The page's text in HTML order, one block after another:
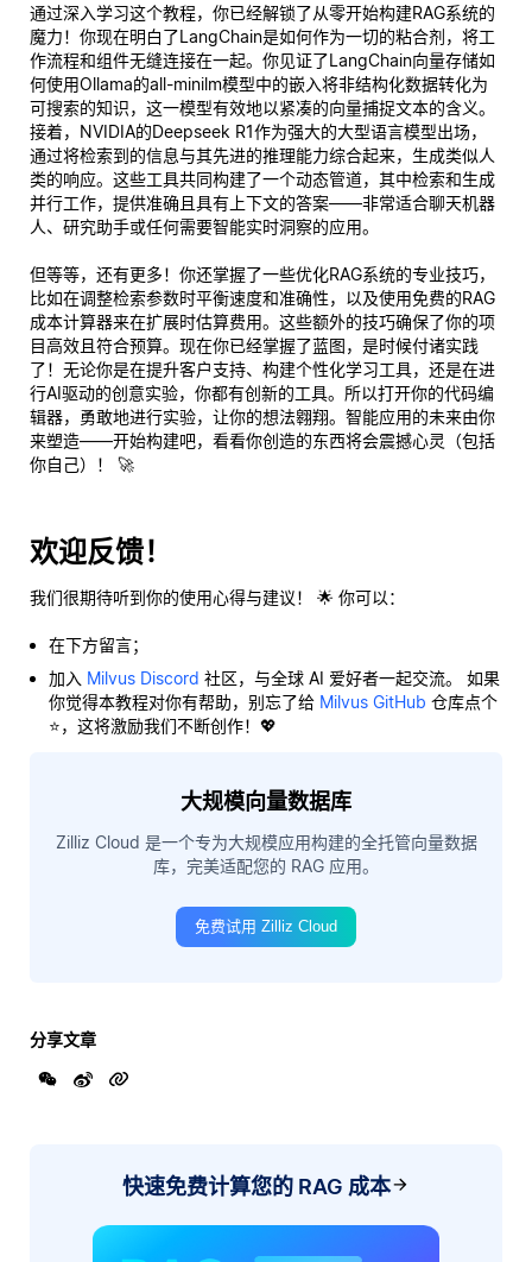
通过深入学习这个教程，你已经解锁了从零开始构建RAG系统的
魔力！你现在明白了LangChain是如何作为一切的粘合剂，将工
作流程和组件无缝连接在一起。你见证了LangChain向量存储如
何使用Ollama的all-minilm模型中的嵌入将非结构化数据转化为
可搜索的知识，这一模型有效地以紧凑的向量捕捉文本的含义。
接着，NVIDIA的Deepseek R1作为强大的大型语言模型出场，
通过将检索到的信息与其先进的推理能力综合起来，生成类似人
类的响应。这些工具共同构建了一个动态管道，其中检索和生成
并行工作，提供准确且具有上下文的答案——非常适合聊天机器
人、研究助手或任何需要智能实时洞察的应用。
但等等，还有更多！你还掌握了一些优化RAG系统的专业技巧，
比如在调整检索参数时平衡速度和准确性，以及使用免费的RAG
成本计算器来在扩展时估算费用。这些额外的技巧确保了你的项
目高效且符合预算。现在你已经掌握了蓝图，是时候付诸实践
了！无论你是在提升客户支持、构建个性化学习工具，还是在进
行AI驱动的创意实验，你都有创新的工具。所以打开你的代码编
辑器，勇敢地进行实验，让你的想法翱翔。智能应用的未来由你
来塑造——开始构建吧，看看你创造的东西将会震撼心灵（包括
你自己）！ 🚀
欢迎反馈！
我们很期待听到你的使用心得与建议！ 🌟 你可以：
在下方留言；
加入 Milvus Discord 社区，与全球 AI 爱好者一起交流。 如果
你觉得本教程对你有帮助，别忘了给 Milvus GitHub 仓库点个
⭐，这将激励我们不断创作！💖
大规模向量数据库
Zilliz Cloud 是一个专为大规模应用构建的全托管向量数据
库，完美适配您的 RAG 应用。
免费试用 Zilliz Cloud
分享文章
快速免费计算您的 RAG 成本